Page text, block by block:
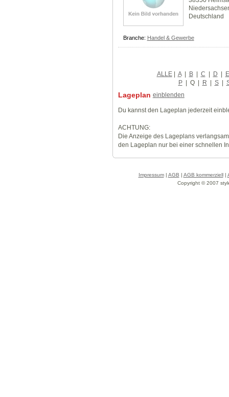
Deutschland
Branche: Handel & Gewerbe
ALLE| A | B | C | D | E
P | Q | R | S |
Lageplan einblenden
Du kannst den Lageplan jederzeit
ACHTUNG:
Die Anzeige des Lageplans
den Lageplan nur bei einer schnellen
Impressum| AGB | AGB kommerziell|
Copyright © 2007